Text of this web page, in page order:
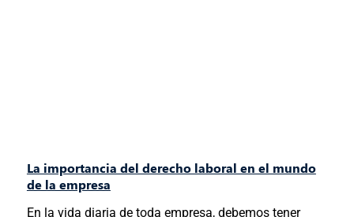
La importancia del derecho laboral en el mundo
de la empresa
En la vida diaria de toda empresa, debemos tener